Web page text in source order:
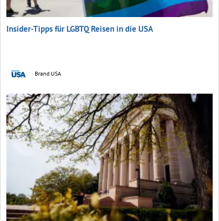
Insider-Tipps für LGBTQ Reisen in die USA
Brand USA